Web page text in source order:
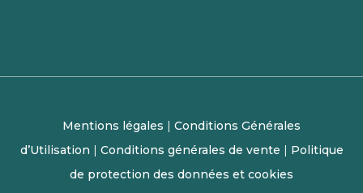
Mentions légales | Conditions Générales
d’Utilisation | Conditions générales de vente | Politique
de protection des données et cookies